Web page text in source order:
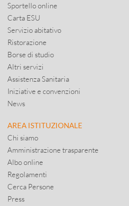
Sportello online
Carta ESU
Servizio abitativo
Ristorazione
Borse di studio
Altri servizi
Assistenza Sanitaria
Iniziative e convenzioni
News
AREA ISTITUZIONALE
Chi siamo
Amministrazione trasparente
Albo online
Regolamenti
Cerca Persone
Press